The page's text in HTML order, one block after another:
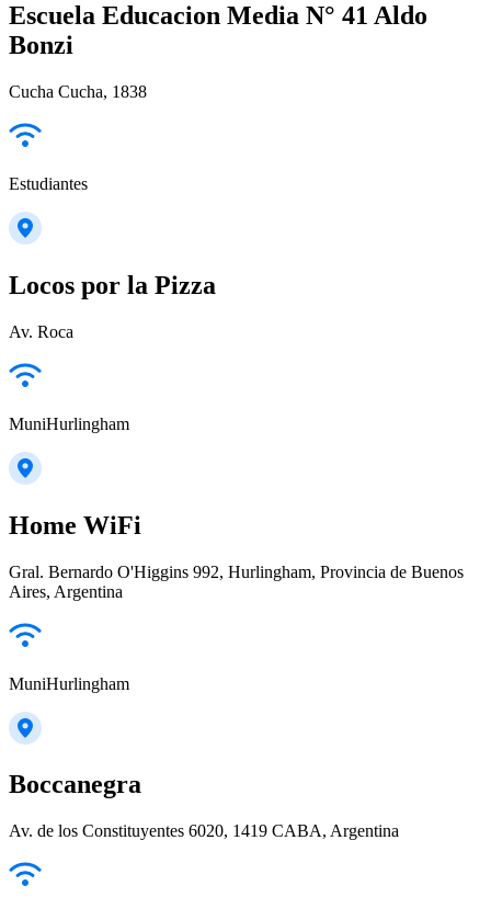
Escuela Educacion Media N° 41 Aldo
Bonzi
Cucha Cucha, 1838
Estudiantes
Locos por la Pizza
Av. Roca
MuniHurlingham
Home WiFi
Gral. Bernardo O'Higgins 992, Hurlingham, Provincia de Buenos
Aires, Argentina
MuniHurlingham
Boccanegra
Av. de los Constituyentes 6020, 1419 CABA, Argentina